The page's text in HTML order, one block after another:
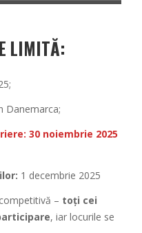
LIMITĂ:
Danemarca;
30 noiembrie 2025
1 decembrie 2025
– toți cei
, iar locurile se